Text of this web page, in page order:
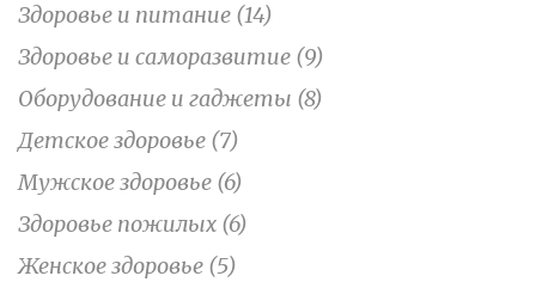
Здоровье и питание (14)
Здоровье и саморазвитие (9)
Оборудование и гаджеты (8)
Детское здоровье (7)
Мужское здоровье (6)
Здоровье пожилых (6)
Женское здоровье (5)